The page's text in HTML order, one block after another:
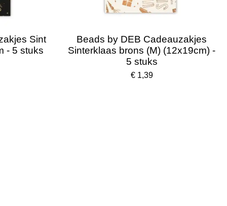
Sint
- 5 stuks
Beads by DEB Cadeauzakjes
Sinterklaas brons (M) (12x19cm) -
5 stuks
€ 1,39